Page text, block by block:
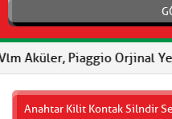
Orjinal Yedek
Anahtar Kilit Kontak Silndir